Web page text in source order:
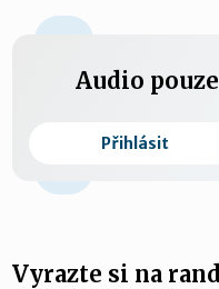
Audio
Přihlásit
Vyrazte si na